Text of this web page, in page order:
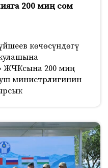
200 миң сом
көчөсүндөгү
ЖЧКсына 200 миң
министрлигинин